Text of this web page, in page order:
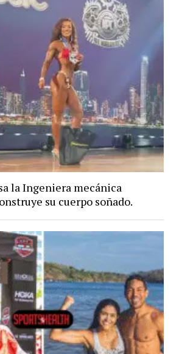
la Ingeniera mecánica
su cuerpo soñado.